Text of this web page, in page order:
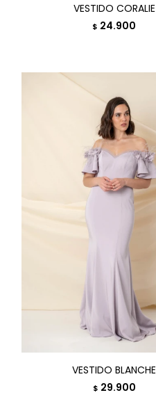
VESTIDO CORALIE
$ 24.900
VESTIDO BLANCHE
$ 29.900